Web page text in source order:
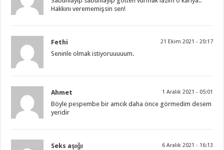
Hakkını verememişsin sen!
Fethi 21 Ekim 2021 - 20:17
Seninle olmak istiyoruuuuum.
Ahmet 1 Aralık 2021 - 05:01
Böyle pespembe bir amcık daha önce görmedim desem
yeridir
Seks aşığı 6 Aralık 2021 - 16:13